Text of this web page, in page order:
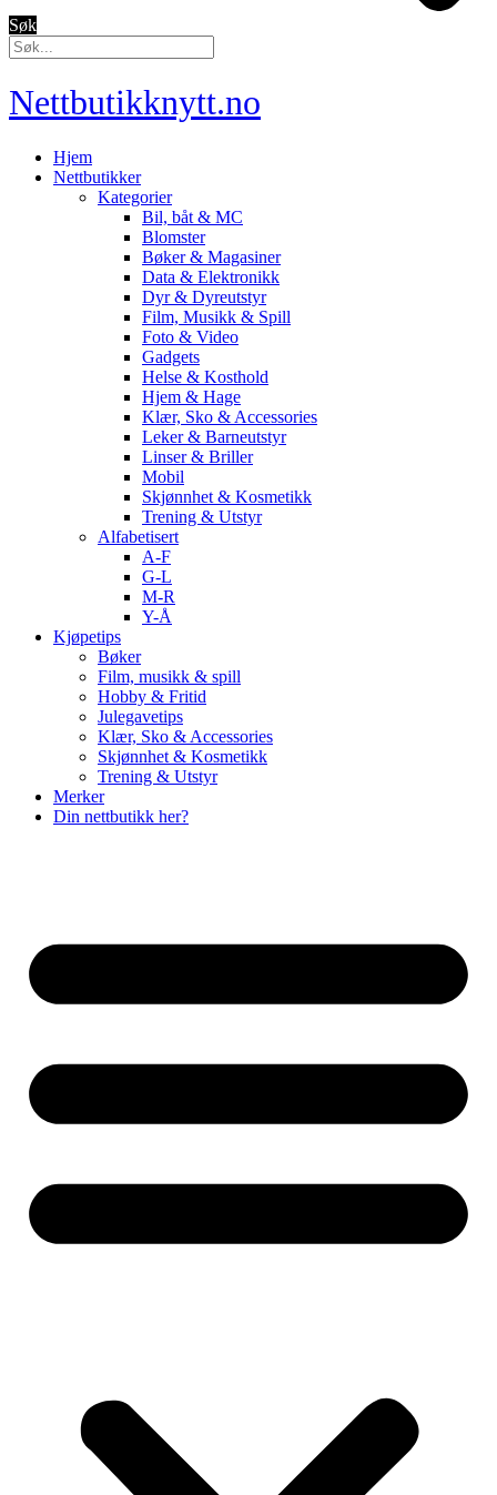
Søk
Nettbutikknytt.no
Hjem
Nettbutikker
Kategorier
Bil, båt & MC
Blomster
Bøker & Magasiner
Data & Elektronikk
Dyr & Dyreutstyr
Film, Musikk & Spill
Foto & Video
Gadgets
Helse & Kosthold
Hjem & Hage
Klær, Sko & Accessories
Leker & Barneutstyr
Linser & Briller
Mobil
Skjønnhet & Kosmetikk
Trening & Utstyr
Alfabetisert
A-F
G-L
M-R
Y-Å
Kjøpetips
Bøker
Film, musikk & spill
Hobby & Fritid
Julegavetips
Klær, Sko & Accessories
Skjønnhet & Kosmetikk
Trening & Utstyr
Merker
Din nettbutikk her?